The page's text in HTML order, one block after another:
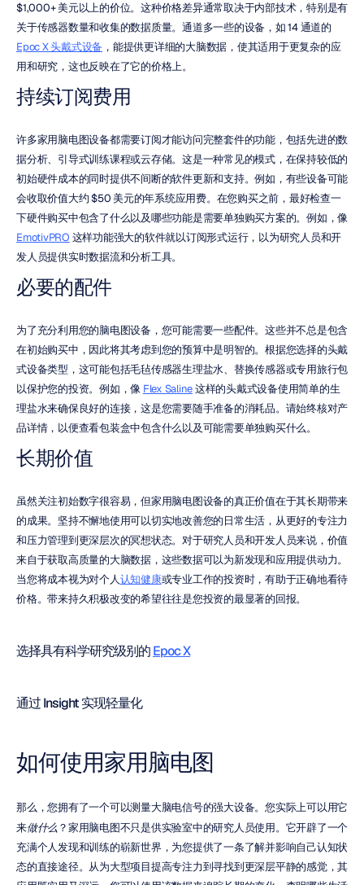
$1,000+ 美元以上的价位。这种价格差异通常取决于内部技术，特别是有
Epoc X 头戴式设备 ，能提供更详细的大脑数据，使其适用于更复杂的应
用和研究，这也反映在了它的价格上。
持续订阅费用
许多家用脑电图设备都需要订阅才能访问完整套件的功能，包括先进的数
据分析、引导式训练课程或云存储。这是一种常见的模式，在保持较低的
初始硬件成本的同时提供不间断的软件更新和支持。例如，有些设备可能
会收取价值大约 $50 美元的年系统应用费。在您购买之前，最好检查一
EmotivPRO 这样功能强大的软件就以订阅形式运行，以为研究人员和开
发人员提供实时数据流和分析工具。
必要的配件
为了充分利用您的脑电图设备，您可能需要一些配件。这些并不总是包含
在初始购买中，因此将其考虑到您的预算中是明智的。根据您选择的头戴
式设备类型，这可能包括毛毡传感器生理盐水、替换传感器或专用旅行包
以保护您的投资。例如，像 Flex Saline 这样的头戴式设备使用简单的生
理盐水来确保良好的连接，这是您需要随手准备的消耗品。请始终核对产
品详情，以便查看包装盒中包含什么以及可能需要单独购买什么。
长期价值
虽然关注初始数字很容易，但家用脑电图设备的真正价值在于其长期带来
的成果。坚持不懈地使用可以切实地改善您的日常生活，从更好的专注力
和压力管理到更深层次的冥想状态。对于研究人员和开发人员来说，价值
来自于获取高质量的大脑数据，这些数据可以为新发现和应用提供动力。
当您将成本视为对个人认知健康或专业工作的投资时，有助于正确地看待
价格。带来持久积极改变的希望往往是您投资的最显著的回报。
选择具有科学研究级别的 Epoc X
通过 Insight 实现轻量化
如何使用家用脑电图
那么，您拥有了一个可以测量大脑电信号的强大设备。您实际上可以用它
来做什么 ？家用脑电图不只是供实验室中的研究人员使用。它开辟了一个
充满个人发现和训练的崭新世界，为您提供了一条了解并影响自己认知状
态的直接途径。从为大型项目提高专注力到寻找到更深层平静的感觉，其